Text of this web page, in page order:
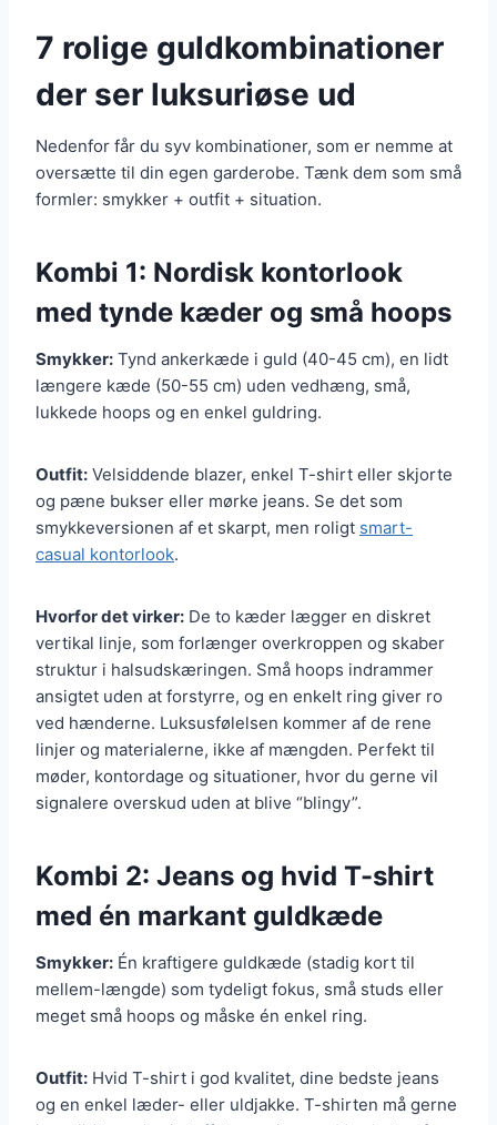
7 rolige guldkombinationer
der ser luksuriøse ud
Nedenfor får du syv kombinationer, som er nemme at
oversætte til din egen garderobe. Tænk dem som små
formler: smykker + outfit + situation.
Kombi 1: Nordisk kontorlook
med tynde kæder og små hoops
Smykker: Tynd ankerkæde i guld (40-45 cm), en lidt
længere kæde (50-55 cm) uden vedhæng, små,
lukkede hoops og en enkel guldring.
Outfit: Velsiddende blazer, enkel T-shirt eller skjorte
og pæne bukser eller mørke jeans. Se det som
smykkeversionen af et skarpt, men roligt smart-
casual kontorlook.
Hvorfor det virker: De to kæder lægger en diskret
vertikal linje, som forlænger overkroppen og skaber
struktur i halsudskæringen. Små hoops indrammer
ansigtet uden at forstyrre, og en enkelt ring giver ro
ved hænderne. Luksusfølelsen kommer af de rene
linjer og materialerne, ikke af mængden. Perfekt til
møder, kontordage og situationer, hvor du gerne vil
signalere overskud uden at blive “blingy”.
Kombi 2: Jeans og hvid T-shirt
med én markant guldkæde
Smykker: Én kraftigere guldkæde (stadig kort til
mellem-længde) som tydeligt fokus, små studs eller
meget små hoops og måske én enkel ring.
Outfit: Hvid T-shirt i god kvalitet, dine bedste jeans
og en enkel læder- eller uldjakke. T-shirten må gerne